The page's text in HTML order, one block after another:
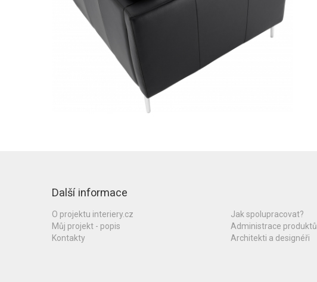
Další informace
O projektu interiery.cz
Můj projekt - popis
Kontakty
Jak spolupracovat?
Administrace produktů
Architekti a designéři